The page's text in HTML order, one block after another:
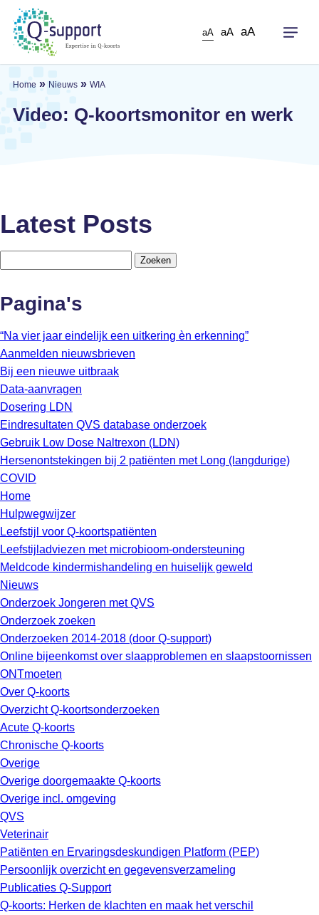
Skip
main
content
aA aA aA
Home » Nieuws» WIA
Video: Q-koortsmonitor en werk
Latest Posts
Pagina's
“Na vier jaar eindelijk een uitkering èn erkenning”
Aanmelden nieuwsbrieven
Bij een nieuwe uitbraak
Data-aanvragen
Dosering LDN
Eindresultaten QVS database onderzoek
Gebruik Low Dose Naltrexon (LDN)
Hersenontstekingen bij 2 patiënten met Long (langdurige)
COVID
Home
Hulpwegwijzer
Leefstijl voor Q-koortspatiënten
Leefstijladviezen met microbioom-ondersteuning
Meldcode kindermishandeling en huiselijk geweld
Nieuws
Onderzoek Jongeren met QVS
Onderzoek zoeken
Onderzoeken 2014-2018 (door Q-support)
Online bijeenkomst over slaapproblemen en slaapstoornissen
ONTmoeten
Over Q-koorts
Overzicht Q-koortsonderzoeken
Acute Q-koorts
Chronische Q-koorts
Overige
Overige doorgemaakte Q-koorts
Overige incl. omgeving
QVS
Veterinair
Patiënten en Ervaringsdeskundigen Platform (PEP)
Persoonlijk overzicht en gegevensverzameling
Publicaties Q-Support
Q-koorts: Herken de klachten en maak het verschil